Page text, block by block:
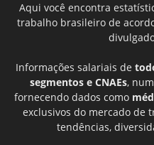
Aqui você encontra
trabalho brasileiro de
Informações salariais de
segmentos e CNAEs,
fornecendo dados como
exclusivos do mercado de
tendências,